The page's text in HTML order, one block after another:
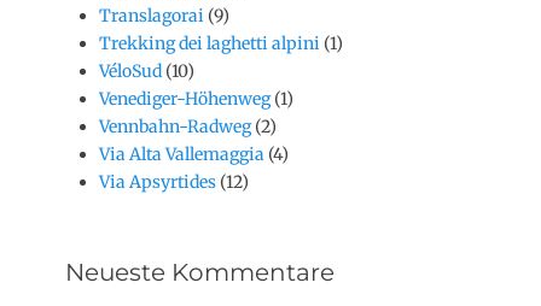
Translagorai (9)
Trekking dei laghetti alpini (1)
VéloSud (10)
Venediger-Höhenweg(1)
Vennbahn-Radweg(2)
Via Alta Vallemaggia (4)
Via Apsyrtides (12)
Neueste Kommentare